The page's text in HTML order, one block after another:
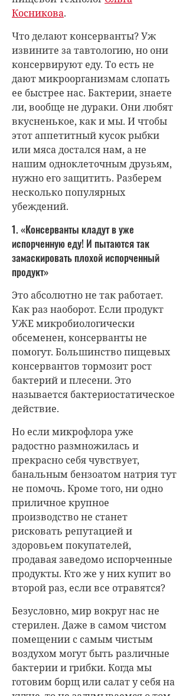
Косникова.
Что делают консерванты? Уж
извините за тавтологию, но они
консервируют еду. То есть не
дают микроорганизмам слопать
ее быстрее нас. Бактерии, знаете
ли, вообще не дураки. Они любят
вкусненькое, как и мы. И чтобы
этот аппетитный кусок рыбки
или мяса достался нам, а не
нашим одноклеточным друзьям,
нужно его защитить. Разберем
несколько популярных
убеждений.
1. «Консерванты кладут в уже
испорченную еду! И пытаются так
замаскировать плохой испорченный
продукт»
Это абсолютно не так работает.
Как раз наоборот. Если продукт
УЖЕ микробиологически
обсеменен, консерванты не
помогут. Большинство пищевых
консервантов тормозит рост
бактерий и плесени. Это
называется бактериостатическое
действие.
Но если микрофлора уже
радостно размножилась и
прекрасно себя чувствует,
банальным бензоатом натрия тут
не помочь. Кроме того, ни одно
приличное крупное
производство не станет
рисковать репутацией и
здоровьем покупателей,
продавая заведомо испорченные
продукты. Кто же у них купит во
второй раз, если все отравятся?
Безусловно, мир вокруг нас не
стерилен. Даже в самом чистом
помещении с самым чистым
воздухом могут быть различные
бактерии и грибки. Когда мы
готовим борщ или салат у себя на